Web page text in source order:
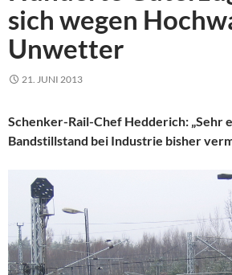
sich wegen
Unwetter
21. JUNI 2013
Schenker-Rail-Chef Hedderich: „Sehr
Bandstillstand bei Industrie bisher